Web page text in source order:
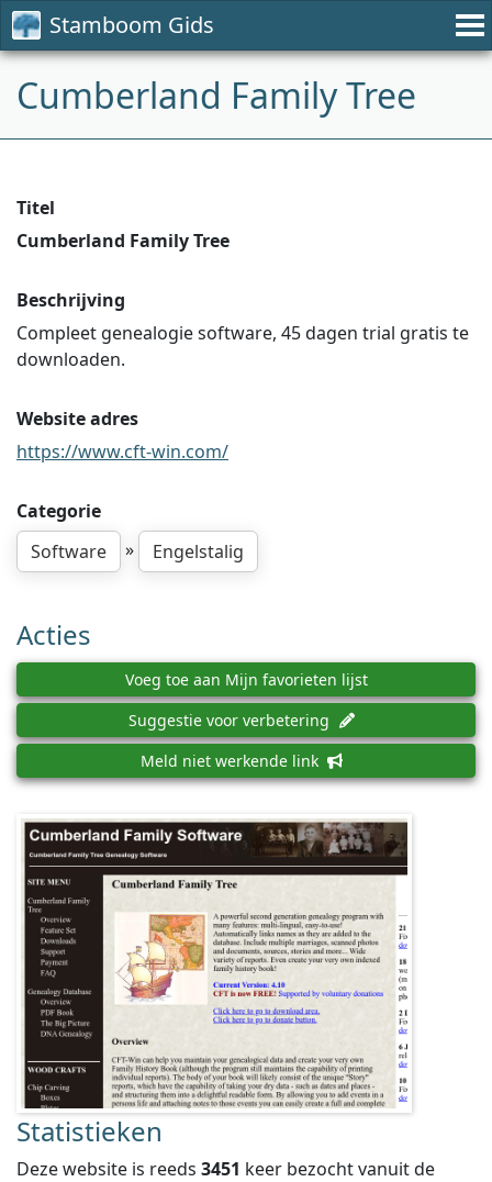
Stamboom Gids
Cumberland Family Tree
Titel
Cumberland Family Tree
Beschrijving
Compleet genealogie software, 45 dagen trial gratis te
downloaden.
Website adres
https://www.cft-win.com/
Categorie
Software
» Engelstalig
Acties
Voeg toe aan Mijn favorieten lijst
Suggestie voor verbetering
Meld niet werkende link
Statistieken
Deze website is reeds 3451 keer bezocht vanuit de